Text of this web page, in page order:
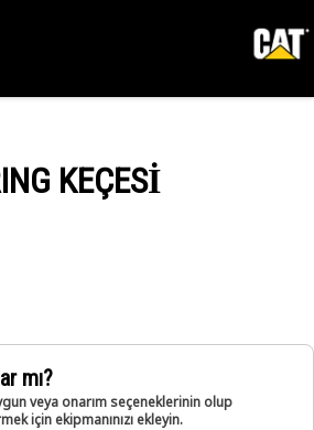
KEÇESİ
mı?
veya onarım seçeneklerinin olup
için ekipmanınızı ekleyin.